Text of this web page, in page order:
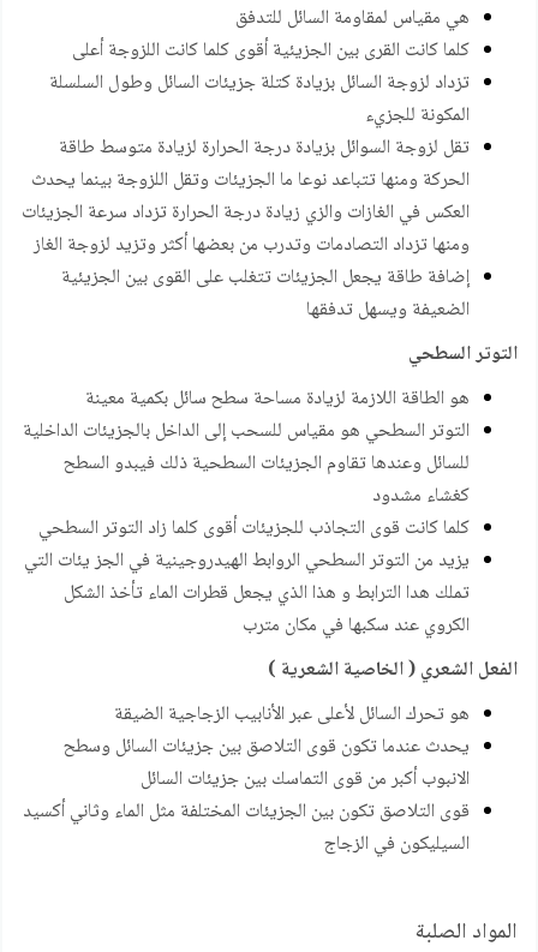
هي مقياس لمقاومة السائل للتدفق
كلما كانت القرى بين الجزيئية أقوى كلما كانت اللزوجة أعلى
تزداد لزوجة السائل بزيادة كتلة جزيئات السائل وطول السلسلة
المكونة للجزيء
تقل لزوجة السوائل بزيادة درجة الحرارة لزيادة متوسط طاقة
الحركة ومنها تتباعد نوعا ما الجزيئات وتقل اللزوجة بينما يحدث
العكس في الغازات والزي زيادة درجة الحرارة تزداد سرعة الجزيئات
ومنها تزداد التصادمات وتدرب من بعضها أكثر وتزيد لزوجة الغاز
إضافة طاقة يجعل الجزيئات تتغلب على القوى بين الجزيئية
الضعيفة ويسهل تدفقها
التوتر السطحي
هو الطاقة اللازمة لزيادة مساحة سطح سائل بكمية معينة
التوتر السطحي هو مقياس للسحب إلى الداخل بالجزيئات الداخلية
للسائل وعندها تقاوم الجزيئات السطحية ذلك فيبدو السطح
كغشاء مشدود
كلما كانت قوى التجاذب للجزيئات أقوى كلما زاد التوتر السطحي
يزيد من التوتر السطحي الروابط الهيدروجينية في الجز يئات التي
تملك هدا الترابط و هذا الذي يجعل قطرات الماء تأخذ الشكل
الكروي عند سكبها في مكان مترب
الفعل الشعري ( الخاصية الشعرية )
هو تحرك السائل لأعلى عبر الأنابيب الزجاجية الضيقة
يحدث عندما تكون قوى التلاصق بين جزيئات السائل وسطح
الانبوب أكبر من قوى التماسك بين جزيئات السائل
قوى التلاصق تكون بين الجزيئات المختلفة مثل الماء وثاني أكسيد
السيليكون في الزجاج
المواد الصلبة